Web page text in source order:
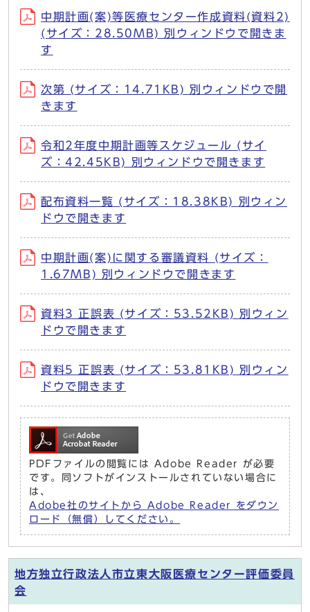
中期計画(案)等医療センター作成資料(資料2)
(サイズ：28.50MB) 別ウィンドウで開きま
す
次第 (サイズ：14.71KB) 別ウィンドウで開
きます
令和2年度中期計画等スケジュール (サイ
ズ：42.45KB) 別ウィンドウで開きます
配布資料一覧 (サイズ：18.38KB) 別ウィン
ドウで開きます
中期計画(案)に関する審議資料 (サイズ：
1.67MB) 別ウィンドウで開きます
資料3 正誤表 (サイズ：53.52KB) 別ウィン
ドウで開きます
資料5 正誤表 (サイズ：53.81KB) 別ウィン
ドウで開きます
PDFファイルの閲覧には Adobe Reader が必要
です。同ソフトがインストールされていない場合に
は、
Adobe社のサイトから Adobe Reader をダウン
ロード（無償）してください。
地方独立行政法人市立東大阪医療センター評価委員
会